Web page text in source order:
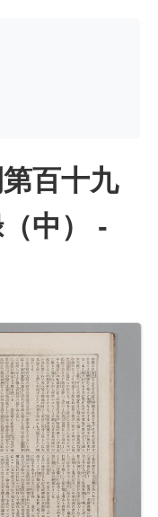
百十九
中） -